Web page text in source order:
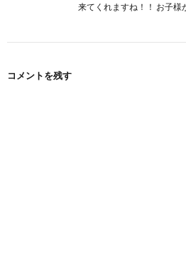
来てくれますね！！ お子様
コメントを残す